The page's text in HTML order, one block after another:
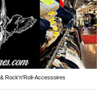
Rock'n'Roll-Accessoires